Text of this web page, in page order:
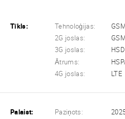
Tīkls: Tehnoloģijas:
2G joslas:
3G joslas:
Ātrums:
4G joslas:
LTE
Palaist: Paziņots: